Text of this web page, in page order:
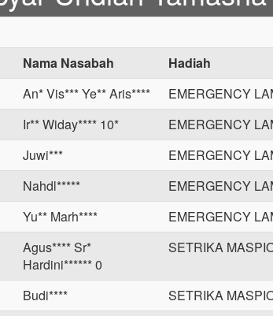
Nama Nasabah
Hadiah
An* Vis*** Ye** Aris****
EMERGENCY
Ir** Widay**** 10*
EMERGENCY
Juwi***
EMERGENCY
Nahdl*****
EMERGENCY
Yu** Marh****
EMERGENCY
Agus**** Sr*
Hardini****** 0
SETRIKA
Budi****
SETRIKA